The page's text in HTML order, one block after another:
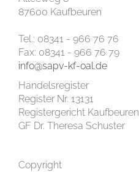
87600 Kaufbeuren
Tel.: 08341 - 966 76 76
Fax: 08341 - 966 76 79
info@sapv-kf-oal.de
Handelsregister
Register Nr. 13131
Registergericht Kaufbeuren
GF Dr. Theresa Schuster
Copyright